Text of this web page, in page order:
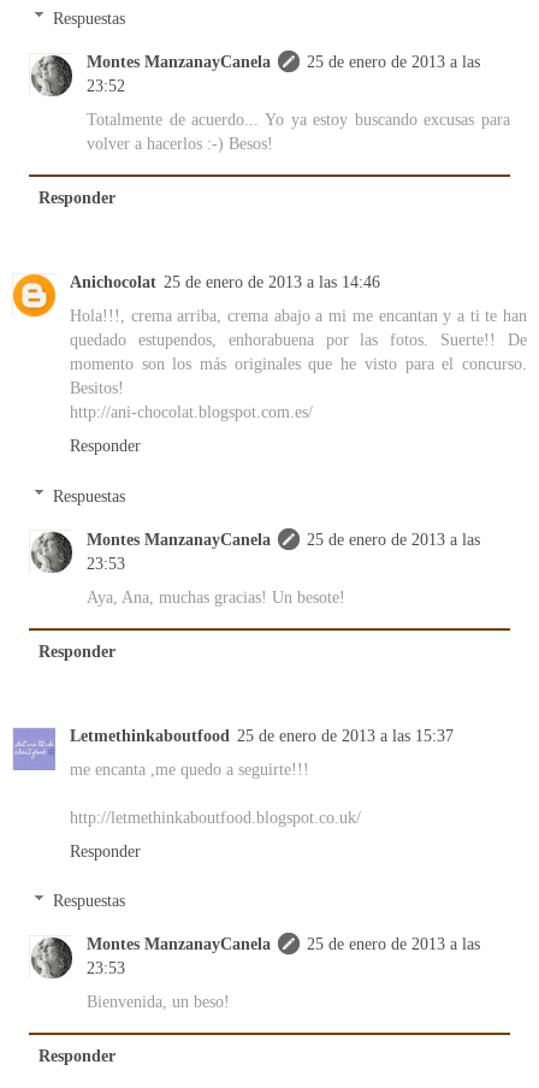
Respuestas
Montes ManzanayCanela
25 de enero de 2013 a las
23:52
Totalmente de acuerdo... Yo ya estoy buscando excusas para
volver a hacerlos :-) Besos!
Responder
Anichocolat 25 de enero de 2013 a las 14:46
Hola!!!, crema arriba, crema abajo a mi me encantan y a ti te han
quedado estupendos, enhorabuena por las fotos. Suerte!! De
momento son los más originales que he visto para el concurso.
Besitos!
http://ani-chocolat.blogspot.com.es/
Responder
Respuestas
Montes ManzanayCanela
25 de enero de 2013 a las
23:53
Aya, Ana, muchas gracias! Un besote!
Responder
Letmethinkaboutfood 25 de enero de 2013 a las 15:37
me encanta ,me quedo a seguirte!!!
http://letmethinkaboutfood.blogspot.co.uk/
Responder
Respuestas
Montes ManzanayCanela
25 de enero de 2013 a las
23:53
Bienvenida, un beso!
Responder